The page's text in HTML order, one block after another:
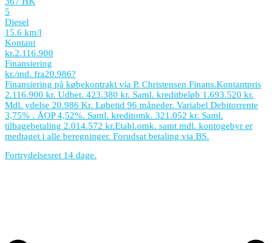
5
Diesel
15.6 km/l
Kontant
kr.2.116.900
Finansiering
kr./md. fra20.986?
Finansiering på købekontrakt via P. Christensen Finans.Kontantpris
2.116.900 kr. Udbet. 423.380 kr. Saml. kreditbeløb 1.693.520 kr.
Mdl. ydelse 20.986 Kr. Løbetid 96 måneder. Variabel Debitorrente
3,75% . ÅOP 4,52%. Saml. kreditomk. 321.052 kr. Saml.
tilbagebetaling 2.014.572 kr.Etabl.omk. samt mdl. kontogebyr er
medtaget i alle beregninger. Forudsat betaling via BS.
Fortrydelsesret 14 dage.